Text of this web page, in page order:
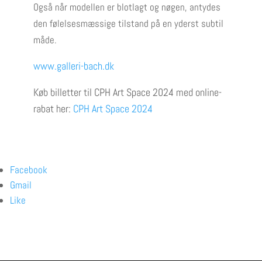
Også når modellen er blotlagt og nøgen, antydes
den følelsesmæssige tilstand på en yderst subtil
måde.
www.galleri-bach.dk
Køb billetter til CPH Art Space 2024 med online-
rabat her: CPH Art Space 2024
Facebook
Gmail
Like